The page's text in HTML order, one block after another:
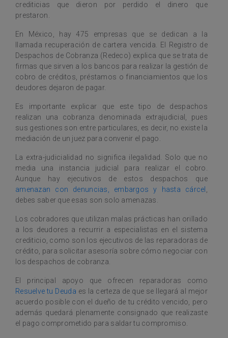
crediticias que dieron por perdido el dinero que
prestaron.
En México, hay 475 empresas que se dedican a la
llamada recuperación de cartera vencida. El Registro de
Despachos de Cobranza (Redeco) explica que se trata de
firmas que sirven a los bancos para realizar la gestión de
cobro de créditos, préstamos o financiamientos que los
deudores dejaron de pagar.
Es importante explicar que este tipo de despachos
realizan una cobranza denominada extrajudicial, pues
sus gestiones son entre particulares, es decir, no existe la
mediación de un juez para convenir el pago.
La extra-judicialidad no significa ilegalidad. Solo que no
media una instancia judicial para realizar el cobro.
Aunque hay ejecutivos de estos despachos que
amenazan con denuncias, embargos y hasta cárcel ,
debes saber que esas son solo amenazas.
Los cobradores que utilizan malas prácticas han orillado
a los deudores a recurrir a especialistas en el sistema
crediticio, como son los ejecutivos de las reparadoras de
crédito, para solicitar asesoría sobre cómo negociar con
los despachos de cobranza.
El principal apoyo que ofrecen reparadoras como
Resuelve tu Deuda es la certeza de que se llegará al mejor
acuerdo posible con el dueño de tu crédito vencido, pero
además quedará plenamente consignado que realizaste
el pago comprometido para saldar tu compromiso.